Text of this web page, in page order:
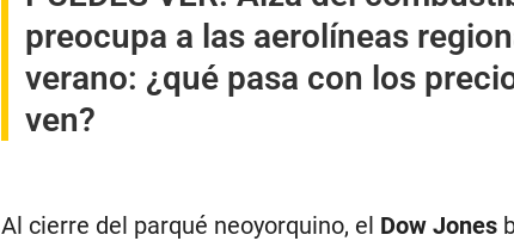
preocupa a las aerolíneas
verano: ¿qué pasa con los
ven?
Al cierre del parqué neoyorquino, el Dow Jones